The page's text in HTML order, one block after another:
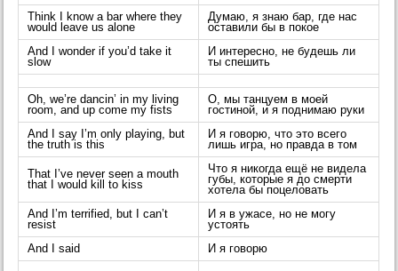
Think I know a bar where they
would leave us alone
Думаю, я знаю бар, где нас
оставили бы в покое
And I wonder if you’d take it
slow
И интересно, не будешь ли
ты спешить
Oh, we’re dancin’ in my living
room, and up come my fists
О, мы танцуем в моей
гостиной, и я поднимаю руки
And I say I’m only playing, but
the truth is this
И я говорю, что это всего
лишь игра, но правда в том
That I’ve never seen a mouth
that I would kill to kiss
Что я никогда ещё не видела
губы, которые я до смерти
хотела бы поцеловать
And I’m terrified, but I can’t
resist
И я в ужасе, но не могу
устоять
And I said
И я говорю